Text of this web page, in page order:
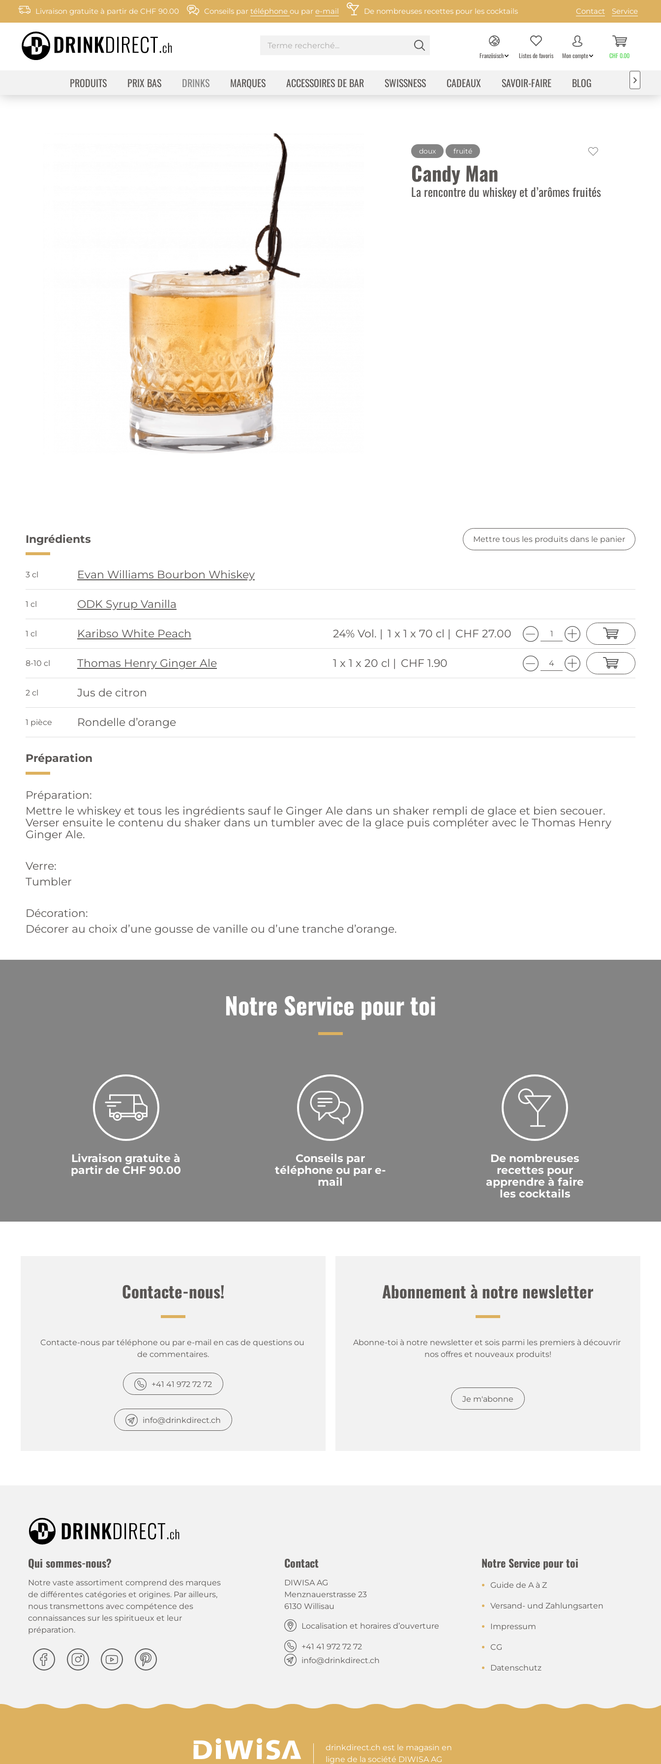
Livraison gratuite à partir de CHF 90.00 Conseils par téléphone ou par e-mail De nombreuses recettes pour les cocktails Contact Service
Französisch Listes de favoris Mon compte CHF 0.00
PRODUITS PRIX BAS DRINKS MARQUES ACCESSOIRES DE BAR SWISSNESS CADEAUX SAVOIR-FAIRE BLOG 
doux fruité
Candy Man
La rencontre du whiskey et d’arômes fruités
Ingrédients Mettre tous les produits dans le panier
3 cl Evan Williams Bourbon Whiskey
1 cl ODK Syrup Vanilla
1 cl Karibso White Peach 24% Vol. | 1 x 1 x 70 cl | CHF 27.00
8-10 cl Thomas Henry Ginger Ale 1 x 1 x 20 cl | CHF 1.90
2 cl Jus de citron
1 pièce Rondelle d’orange
Préparation
Préparation:
Mettre le whiskey et tous les ingrédients sauf le Ginger Ale dans un shaker rempli de glace et bien secouer.
Verser ensuite le contenu du shaker dans un tumbler avec de la glace puis compléter avec le Thomas Henry
Ginger Ale.
Verre:
Tumbler
Décoration:
Décorer au choix d’une gousse de vanille ou d’une tranche d’orange.
Notre Service pour toi
Livraison gratuite à
partir de CHF 90.00
Conseils par
téléphone ou par e-
mail
De nombreuses
recettes pour
apprendre à faire
les cocktails
Contacte-nous!
Contacte-nous par téléphone ou par e-mail en cas de questions ou
de commentaires.
+41 41 972 72 72
info@drinkdirect.ch
Abonnement à notre newsletter
Abonne-toi à notre newsletter et sois parmi les premiers à découvrir
nos offres et nouveaux produits!
Je m'abonne
Qui sommes-nous?
Notre vaste assortiment comprend des marques
de différentes catégories et origines. Par ailleurs,
nous transmettons avec compétence des
connaissances sur les spiritueux et leur
préparation.
Contact
DIWISA AG
Menznauerstrasse 23
6130 Willisau
Localisation et horaires d’ouverture
+41 41 972 72 72
info@drinkdirect.ch
Notre Service pour toi
Guide de A à Z
Versand- und Zahlungsarten
Impressum
CG
Datenschutz
drinkdirect.ch est le magasin en
ligne de la société DIWISA AG